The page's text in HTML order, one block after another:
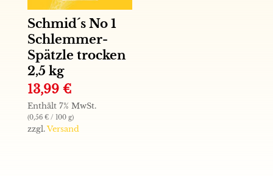
Schmid´s No 1
Schlemmer-
Spätzle trocken
2,5 kg
13,99 €
Enthält 7% MwSt.
(0,56 €/ 100 g)
zzgl.Versand